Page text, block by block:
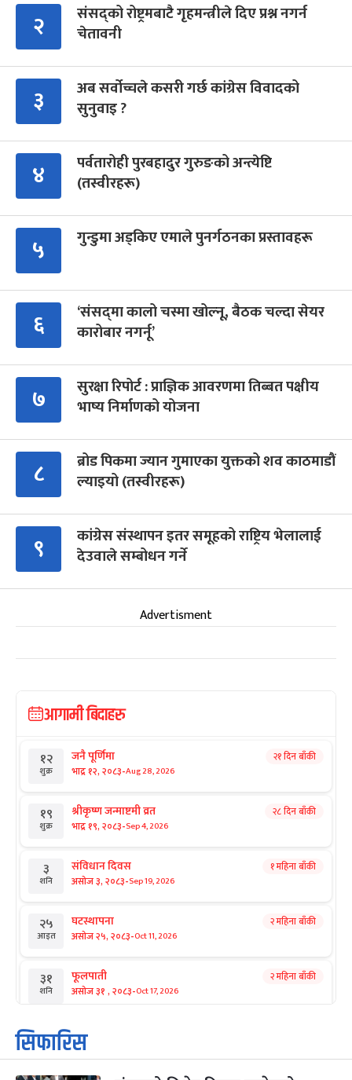
२
संसद्को रोष्ट्रमबाटै गृहमन्त्रीले दिए प्रश्न नगर्न
चेतावनी
३
अब सर्वोच्चले कसरी गर्छ कांग्रेस विवादको
सुनुवाइ ?
४
पर्वतारोही पुरबहादुर गुरुङको अन्त्येष्टि
(तस्वीरहरू)
५ गुन्डुमा अड्किए एमाले पुनर्गठनका प्रस्तावहरू
६
‘संसद्‍मा कालो चस्मा खोल्नू, बैठक चल्दा सेयर
कारोबार नगर्नू’
७
सुरक्षा रिपोर्ट : प्राज्ञिक आवरणमा तिब्बत पक्षीय
भाष्य निर्माणको योजना
८
ब्रोड पिकमा ज्यान गुमाएका युक्तको शव काठमाडौं
ल्याइयो (तस्वीरहरू)
९
कांग्रेस संस्थापन इतर समूहको राष्ट्रिय भेलालाई
देउवाले सम्बोधन गर्ने
Advertisment
आगामी बिदाहरु
१२
शुक्र
जनै पूर्णिमा
भाद्र १२, २०८३-Aug 28, 2026
२१ दिन बाँकी
१९
शुक्र
श्रीकृष्ण जन्माष्टमी व्रत
भाद्र १९, २०८३-Sep 4, 2026
२८ दिन बाँकी
३
शनि
संविधान दिवस
असोज ३, २०८३-Sep 19, 2026
१ महिना बाँकी
२५
आइत
घटस्थापना
असोज २५, २०८३-Oct 11, 2026
२ महिना बाँकी
३१
शनि
फूलपाती
असोज ३१ , २०८३-Oct 17, 2026
२ महिना बाँकी
१
आइत
कार्तिक सङ्क्रान्ति
कार्तिक १, २०८३
सिफारिस